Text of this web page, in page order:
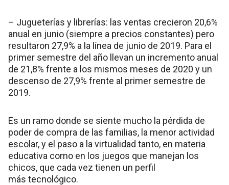
– Jugueterías y librerías: las ventas crecieron 20,6%
anual en junio (siempre a precios constantes) pero
resultaron 27,9% a la línea de junio de 2019. Para el
primer semestre del año llevan un incremento anual
de 21,8% frente a los mismos meses de 2020 y un
descenso de 27,9% frente al primer semestre de
2019.
Es un ramo donde se siente mucho la pérdida de
poder de compra de las familias, la menor actividad
escolar, y el paso a la virtualidad tanto, en materia
educativa como en los juegos que manejan los
chicos, que cada vez tienen un perfil
más tecnológico.